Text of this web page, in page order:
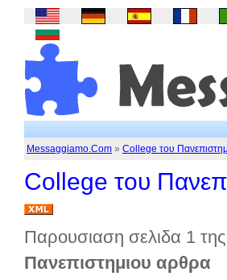
Messaggiamo.Com » College του
College του
Παρουσιαση σελιδα 1
Πανεπιστημιου αρθρα